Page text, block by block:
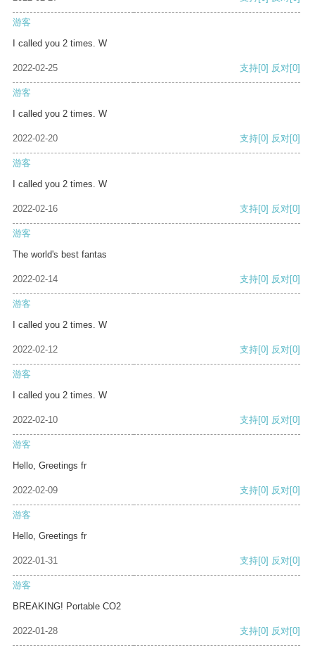
游客
I called you 2 times. W
2022-02-25 支持[0] 反对[0]
游客
I called you 2 times. W
2022-02-20 支持[0] 反对[0]
游客
I called you 2 times. W
2022-02-16 支持[0] 反对[0]
游客
The world's best fantas
2022-02-14 支持[0] 反对[0]
游客
I called you 2 times. W
2022-02-12 支持[0] 反对[0]
游客
I called you 2 times. W
2022-02-10 支持[0] 反对[0]
游客
Hello, Greetings fr
2022-02-09 支持[0] 反对[0]
游客
Hello, Greetings fr
2022-01-31 支持[0] 反对[0]
游客
BREAKING! Portable CO2
2022-01-28 支持[0] 反对[0]